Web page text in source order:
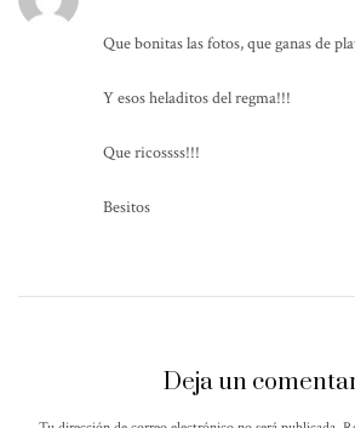
Que bonitas las fotos, que ganas de
Y esos heladitos del regma!!!
Que ricossss!!!
Besitos
Deja un